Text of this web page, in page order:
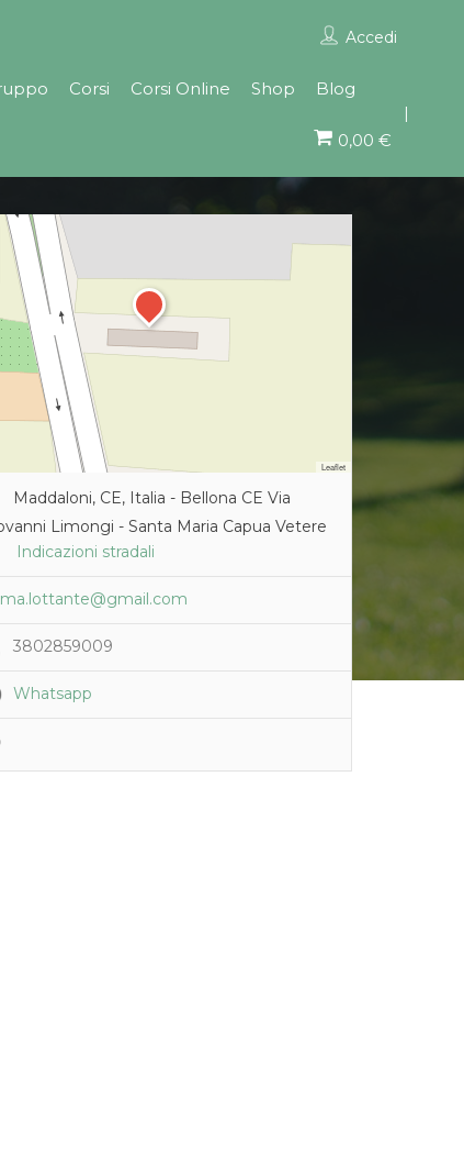
Accedi
Corsi Corsi Online Shop Blog
0,00 €
Leaflet
Maddaloni, CE, Italia - Bellona CE Via
Limongi - Santa Maria Capua Vetere
Indicazioni stradali
ma.lottante@gmail.com
3802859009
Whatsapp